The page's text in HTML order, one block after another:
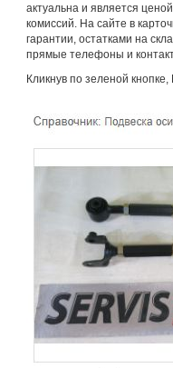
актуальна и является
комиссий. На сайте в
гарантии, остатками на
прямые телефоны и
Кликнув по зеленой